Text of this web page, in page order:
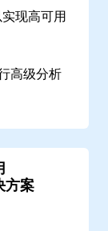
现高可用
高级分析
。
方案